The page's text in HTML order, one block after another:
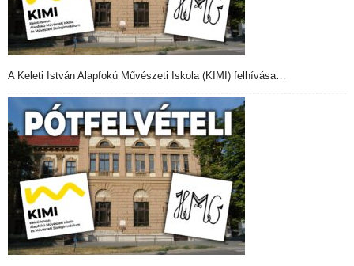
A Keleti István Alapfokú Művészeti Iskola (KIMI) felhívása…